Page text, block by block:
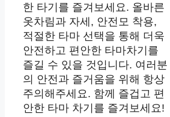
한 타기를 즐겨보세요. 올바른
옷차림과 자세, 안전모 착용,
적절한 타마 선택을 통해 더욱
안전하고 편안한 타마차기를
즐길 수 있을 것입니다. 여러분
의 안전과 즐거움을 위해 항상
주의해주세요. 함께 즐겁고 편
안한 타마 차기를 즐겨보세요!